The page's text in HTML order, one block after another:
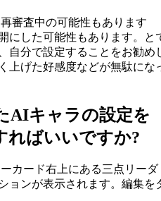
審査中の可能性もあります
にした可能性もあります。と
自分で設定することをお勧め
上げた好感度などが無駄にな
AIキャラの設定を
ればいいですか?
カード右上にある三点リーダ
ョンが表示されます。編集を